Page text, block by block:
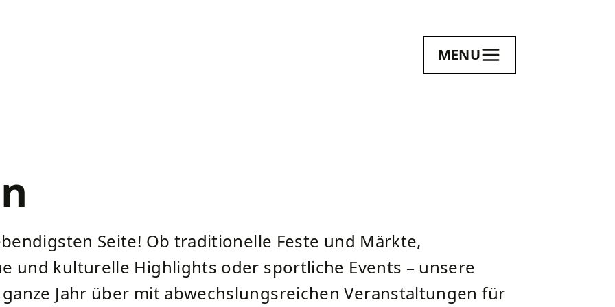
MENU
Seite! Ob traditionelle Feste und Märkte,
und kulturelle Highlights oder sportliche Events – unsere
Jahr über mit abwechslungsreichen Veranstaltungen für